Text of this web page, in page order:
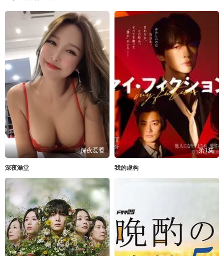
深夜爱看
深夜澡堂
第1集
我的虚构